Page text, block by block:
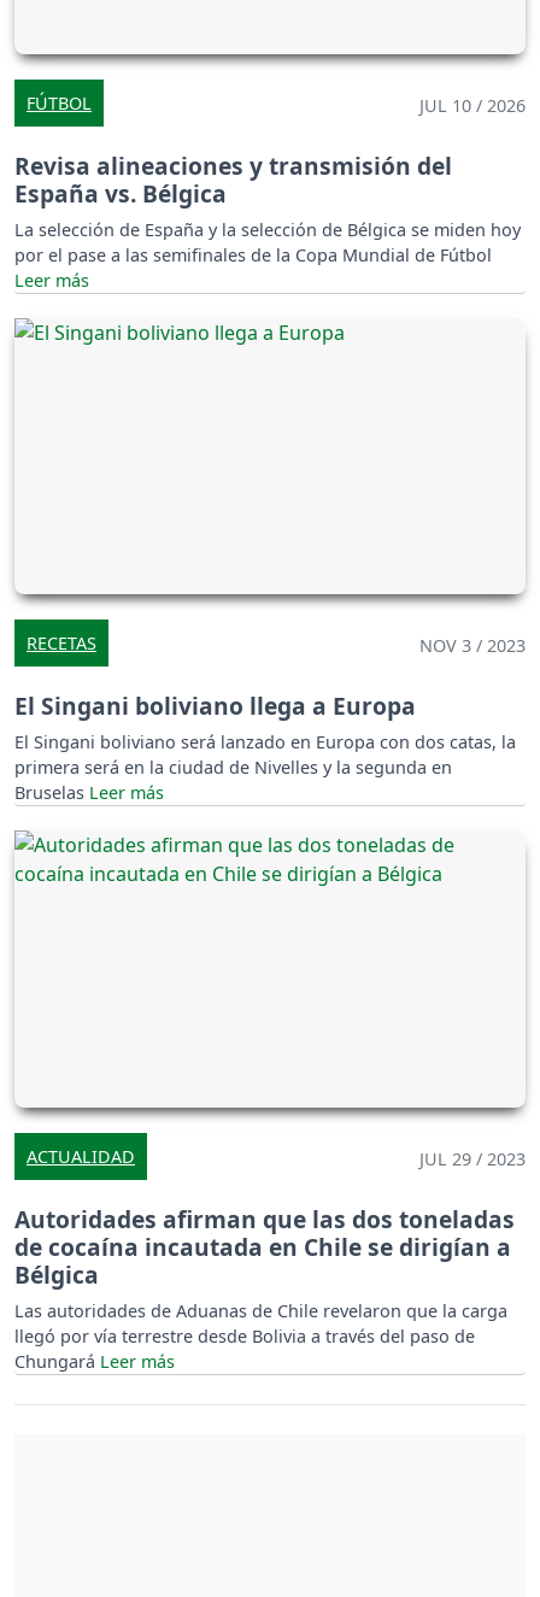
FÚTBOL JUL 10 / 2026
Revisa alineaciones y transmisión del
España vs. Bélgica
La selección de España y la selección de Bélgica se miden hoy
por el pase a las semifinales de la Copa Mundial de Fútbol
RECETAS NOV 3 / 2023
El Singani boliviano llega a Europa
El Singani boliviano será lanzado en Europa con dos catas, la
primera será en la ciudad de Nivelles y la segunda en
Bruselas
ACTUALIDAD JUL 29 / 2023
Autoridades afirman que las dos toneladas
de cocaína incautada en Chile se dirigían a
Bélgica
Las autoridades de Aduanas de Chile revelaron que la carga
llegó por vía terrestre desde Bolivia a través del paso de
Chungará